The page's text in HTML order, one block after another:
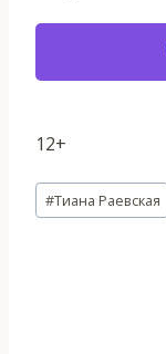
12+
Метки
записи:
#Тиана Раевская